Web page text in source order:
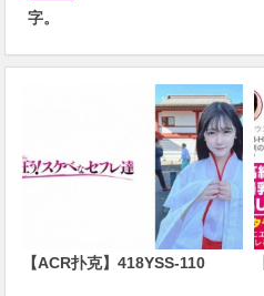
字。
【ACR扑克】418YSS-110